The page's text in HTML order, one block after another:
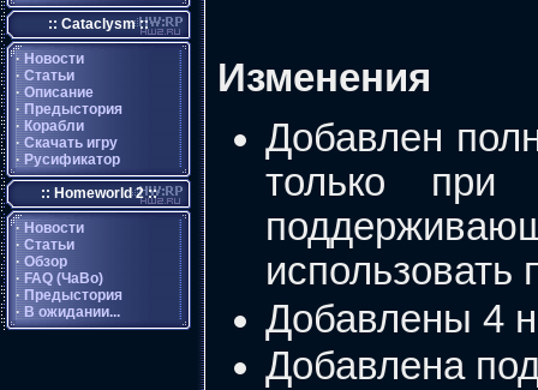
:: Cataclysm ::
· Новости
· Статьи
· Описание
· Предыстория
· Корабли
· Скачать игру
· Русификатор
:: Homeworld 2 ::
· Новости
· Статьи
· Обзор
· FAQ (ЧаВо)
· Предыстория
· В ожидании...
Изменения
Добавлен
только при
использовать
Добавлены 4
Добавлена